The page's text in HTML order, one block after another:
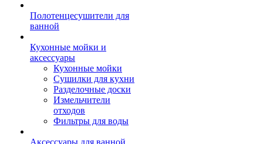
Полотенцесушители для
ванной
Кухонные мойки и
аксессуары
Кухонные мойки
Сушилки для кухни
Разделочные доски
Измельчители
отходов
Фильтры для воды
Аксессуары для ванной